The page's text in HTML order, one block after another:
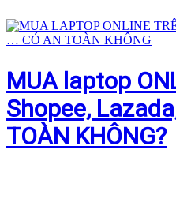
MUA laptop
Shopee,
TOÀN KHÔNG?